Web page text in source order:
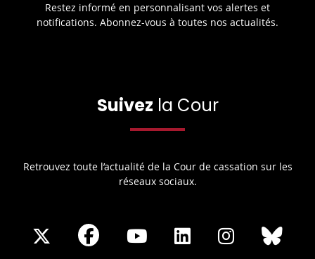
Restez informé en personnalisant vos alertes et
notifications. Abonnez-vous à toutes nos actualités.
Suivez la Cour
Retrouvez toute l’actualité de la Cour de cassation sur les
réseaux sociaux.
ShareShare
Share
Share
Share